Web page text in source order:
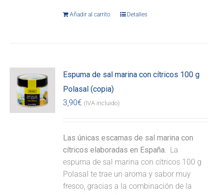
Añadir al carrito Detalles
Espuma de sal marina con cítricos 100 g
Polasal (copia)
3,90€ (IVA incluido)
Las únicas escamas de sal marina con
cítricos elaboradas en España. La
espuma de sal marina con cítricos 100 g
Polasal te trae un aroma y sabor muy
fresco, gracias a la combinación de la